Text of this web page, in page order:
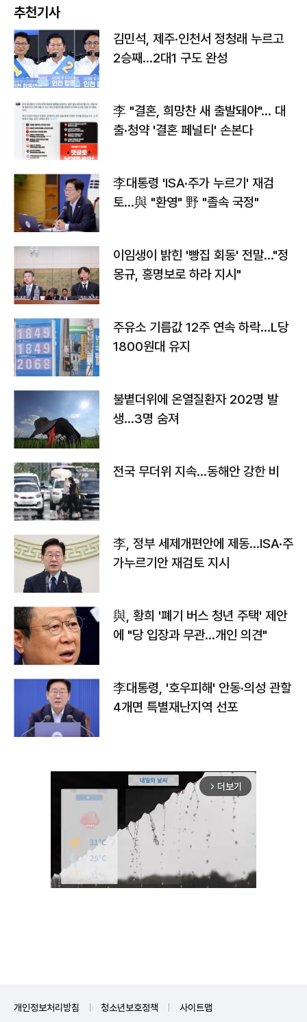
추천기사
김민석, 제주·인천서 정청래 누르고
2승째…2대1 구도 완성
李 "결혼, 희망찬 새 출발돼야"… 대
출·청약 '결혼 페널티' 손본다
李대통령 'ISA·주가 누르기' 재검
토…與 "환영" 野 "졸속 국정"
이임생이 밝힌 '빵집 회동' 전말…"정
몽규, 홍명보로 하라 지시"
주유소 기름값 12주 연속 하락…L당
1800원대 유지
불볕더위에 온열질환자 202명 발
생…3명 숨져
전국 무더위 지속…동해안 강한 비
李, 정부 세제개편안에 제동…ISA·주
가누르기안 재검토 지시
與, 황희 '폐기 버스 청년 주택' 제안
에 "당 입장과 무관…개인 의견"
李대통령, '호우피해' 안동·의성 관할
4개면 특별재난지역 선포
arrow_forward_ios 더보기
개인정보처리방침 청소년보호정책 사이트맵